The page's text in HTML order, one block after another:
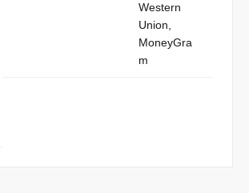
Western
Union,
MoneyGra
m